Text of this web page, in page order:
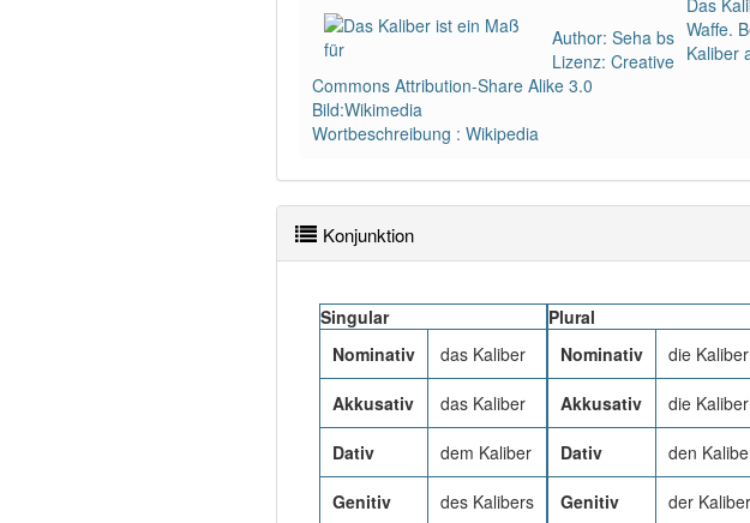
Author: Seha bs
Lizenz: Creative
Commons Attribution-Share Alike 3.0
Bild:Wikimedia
Wortbeschreibung : Wikipedia
Das
Waffe.
Kaliber
Konjunktion
Singular
Nominativ
das Kaliber
Akkusativ das Kaliber
Dativ dem Kaliber
Genitiv des Kalibers
Plural
Nominativ
die Kaliber
Akkusativ die Kaliber
Dativ den
Genitiv der Kaliber